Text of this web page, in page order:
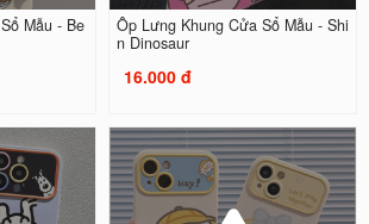
Mẫu - Be
Ốp Lưng Khung Cửa Sổ Mẫu - Shi
n Dinosaur
16.000 đ